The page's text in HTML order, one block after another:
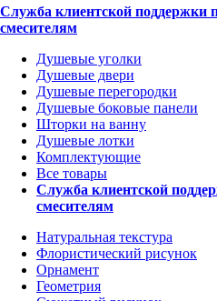
Служба клиентской поддержки
смесителям
Душевые уголки
Душевые двери
Душевые перегородки
Душевые боковые панели
Шторки на ванну
Душевые лотки
Комплектующие
Все товары
Служба клиентской
смесителям
Натуральная текстура
Флористический рисунок
Орнамент
Геометрия